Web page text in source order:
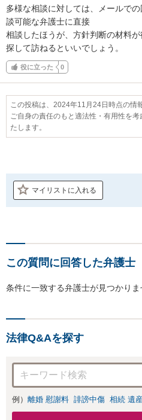
多様な相談に対しては、メールで
談可能な弁護士に直接
相談したほうが、方針判断の材料が
探して訪ねるといいでしょう。
役に立った 0
この投稿は、2024年11月24日時点の情
ご自身の責任のもと適法性・有用性を
たします。
マイリストに入れる
この質問に回答した弁護士
条件に一致する弁護士が見つかりま
法律Q&Aを探す
例） 離婚 慰謝料 誹謗中傷 相続 遺